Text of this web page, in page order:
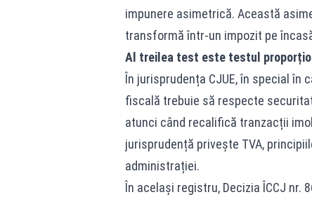
impunere asimetrică. Această
transformă într-un impozit pe
Al treilea test este testul
În jurisprudența CJUE, în special în
fiscală trebuie să respecte
atunci când recalifică tranzacții
jurisprudență privește TVA,
administrației.
În același registru, Decizia ÎCCJ